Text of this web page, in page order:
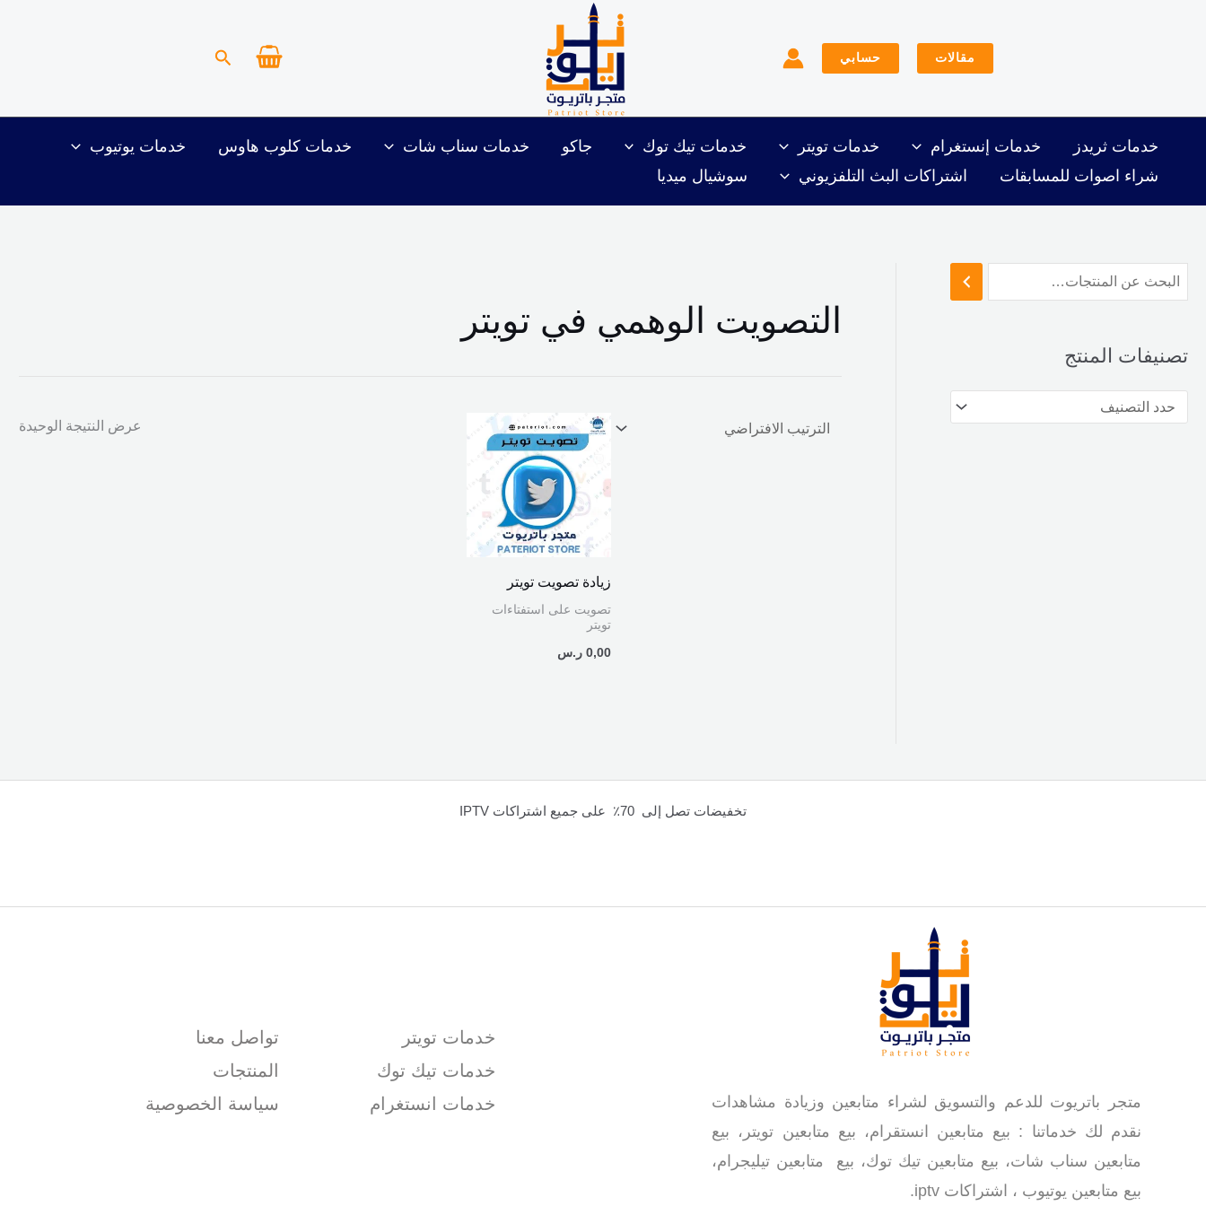
مقالات حسابي البحث
خدمات ثريدز خدمات إنستغرام خدمات تويتر خدمات تيك توك جاكو خدمات سناب شات خدمات كلوب هاوس
خدمات يوتيوب
شراء اصوات للمسابقات
اشتراكات البث التلفزيوني سوشيال ميديا
تصنيفات المنتج
التصويت الوهمي في تويتر
عرض النتيجة الوحيدة
زيادة تصويت تويتر
تصويت على استفتاءات
تويتر
0,00 ر.س
تخفيضات تصل إلى 70٪ على جميع اشتراكات IPTV
متجر باتريوت للدعم والتسويق لشراء متابعين وزيادة مشاهدات
نقدم لك خدماتنا : بيع متابعين انستقرام، بيع متابعين تويتر، بيع
متابعين سناب شات، بيع متابعين تيك توك، بيع متابعين تيليجرام،
بيع متابعين يوتيوب ، اشتراكات iptv.
خدمات تويتر
خدمات تيك توك
خدمات انستغرام
تواصل معنا
المنتجات
سياسة الخصوصية